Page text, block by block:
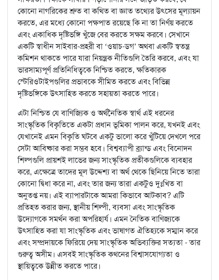
কোনো নাগরিকের শ্রুত বা কথিত বা জ্ঞাত তথ্যের উৎসের মূল্যায়ন
করতে, এর মধ্যে কোনো পক্ষপাত রয়েছে কি না তা নির্ণয় করতে
এবং একাধিক দৃষ্টিভঙ্গি খুঁজে বের করতে সক্ষম করবে। সেখানে
একটি স্বাধীন সাইবার-প্রহরী বা ‘ওয়াচ-ডগ’ অথবা একটি স্বতন্ত্র
কমিশন থাকতে পারে যারা নিয়ন্ত্রক নীতিগুলি তৈরি করবে, এবং যা
ভারসাম্যপূর্ণ প্রতিনিধিত্বকে নিশ্চিত করতে, ক্ষতিকারক
স্টেরিওটাইপগুলির প্রভাবকে সীমিত করতে এবং বিভিন্ন
দৃষ্টিভঙ্গিকে উৎসাহিত করতে সহায়তা করতে পারে।
এটা নিশ্চিত যে বাণিজ্যিক ও অর্থনৈতিক স্বার্থ এই ধরনের
সাংস্কৃতিক বিকৃতিতে একটা প্রধান ভূমিকা পালন করে, যখনই এবং
যেখানেই এমন বিকৃতি ঘটবে একটু ভালো করে খুঁটিয়ে দেখলে পরে
সেটা আবিষ্কার করা সম্ভব হবে। বিশ্বব্যাপী ব্র্যান্ড এবং বিনোদন
শিল্পগুলি প্রায়শই লাভের জন্য সাংস্কৃতিক প্রতীকগুলিকে ব্যবহার
করে, এক্ষেত্রে তাদের মূল উদ্দেশ্য বা অর্থ থেকে ছিনিয়ে নিতে তারা
কোনো দ্বিধা করে না, এবং তার জন্য তারা একটুও দুঃখিত বা
অনুতপ্ত নয়। এই ব্যাপারটাকে আমরা কিভাবে আটকাব? এটি
প্রতিহত করার জন্য, স্থানীয় শিল্পী, ব্যবসা এবং সাংস্কৃতিক
উদ্যোগকে সমর্থন করা অপরিহার্য। এমন নৈতিক বাণিজ্যকে
উৎসাহিত করা যা সাংস্কৃতিক এবং ভাষাগত ঐতিহ্যকে সম্মান করে
এবং সম্প্রদায়কে ফিরিয়ে দেয় সাংস্কৃতিক অভিব্যক্তির সত্যতা - তার
গুরুত্ব অসীম। এসবই সাংস্কৃতিক কথনের বিশ্বাসযোগ্যতা ও
স্থায়িত্বকে উন্নীত করতে পারে।